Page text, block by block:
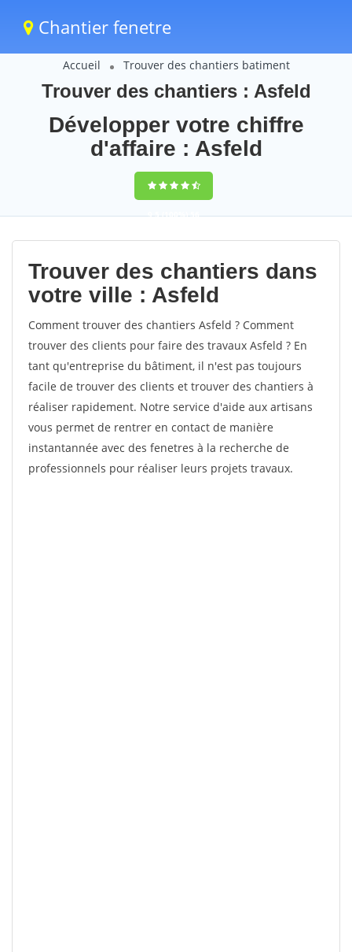
Chantier fenetre
Accueil Trouver des chantiers batiment
Trouver des chantiers : Asfeld
Développer votre chiffre
d'affaire : Asfeld
9,5(100%)56
votes
Trouver des chantiers dans
votre ville : Asfeld
Comment trouver des chantiers Asfeld ? Comment
trouver des clients pour faire des travaux Asfeld ? En
tant qu'entreprise du bâtiment, il n'est pas toujours
facile de trouver des clients et trouver des chantiers à
réaliser rapidement. Notre service d'aide aux artisans
vous permet de rentrer en contact de manière
instantannée avec des fenetres à la recherche de
professionnels pour réaliser leurs projets travaux.